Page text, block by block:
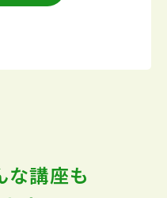
な講座も